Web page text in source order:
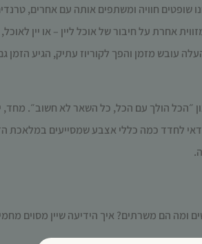
שופטים חוויה ומשתפים אותה עם אחרים,
אחרת על חיבור של אוכל ליין – או יין
עובש מזמן והפך לקוריוז עתיק, הגיע
״הכל הולך עם הכל, כל השאר לא חשוב״.
לחדד כמה כללי אצבעשמסייעים במלאכת
ומה הם משרתים? איך הידיעה שיין מסוים
שלך בעת
ביקורך
תגדל
והצעות
מותאמות